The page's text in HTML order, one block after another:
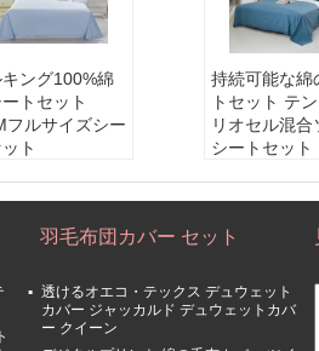
ング100%綿
トセット
フルサイズシー
ット
持続可能な綿
トセット テ
リオセル混合
シートセット
羽毛布団カバー セット
透けるオエコ・テックス デュウェット
カバー ジャッカルド デュウェットカバ
ー クイーン